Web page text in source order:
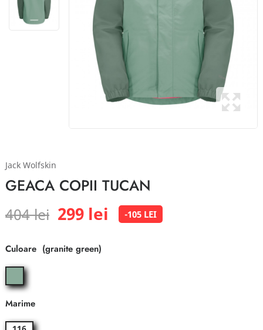
Jack Wolfskin
GEACA COPII TUCAN
404 lei 299 lei -105 LEI
Culoare
granite
green
Marime